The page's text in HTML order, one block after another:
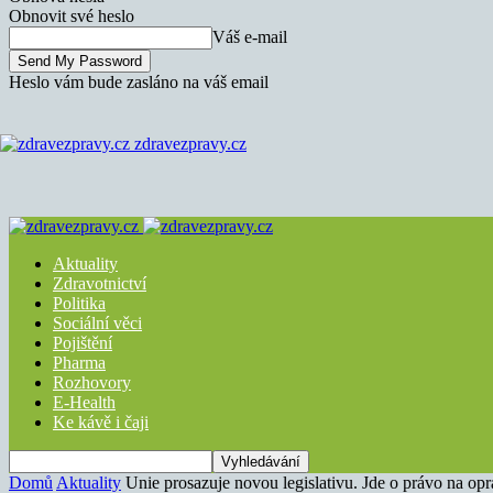
Obnovit své heslo
Váš e-mail
Heslo vám bude zasláno na váš email
zdravezpravy.cz
Aktuality
Zdravotnictví
Politika
Sociální věci
Pojištění
Pharma
Rozhovory
E-Health
Ke kávě i čaji
Domů Aktuality Unie prosazuje novou legislativu. Jde o právo na